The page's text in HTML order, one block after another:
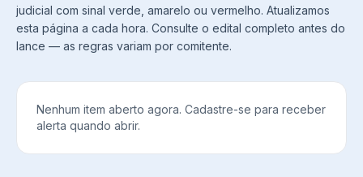
judicial com sinal verde, amarelo ou vermelho. Atualizamos
esta página a cada hora. Consulte o edital completo antes do
lance — as regras variam por comitente.
Nenhum item aberto agora. Cadastre-se para receber
alerta quando abrir.